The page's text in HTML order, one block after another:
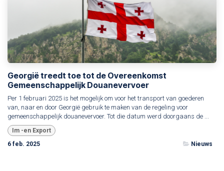
Georgië treedt toe tot de Overeenkomst
Gemeenschappelijk Douanevervoer
Per 1 februari 2025 is het mogelijk om voor het transport van goederen
van, naar en door Georgië gebruik te maken van de regeling voor
gemeenschappelijk douanevervoer. Tot die datum werd doorgaans de ...
Im -en Export
6 feb. 2025
Nieuws